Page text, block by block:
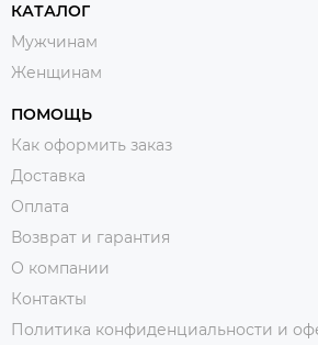
КАТАЛОГ
Мужчинам
Женщинам
ПОМОЩЬ
Как оформить заказ
Доставка
Оплата
Возврат и гарантия
О компании
Контакты
Политика конфиденциальности и